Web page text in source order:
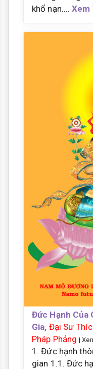
khổ nạn....Xem
Đức Hạnh Của
Gia, Đại Sư
Pháp Phảng |
1. Đức hạnh
gian 1.1. Đức